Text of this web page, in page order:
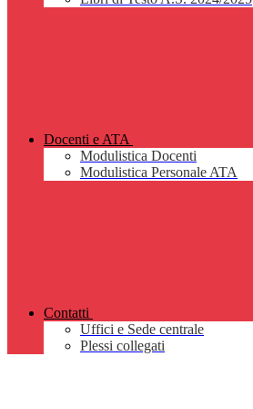
Docenti e ATA
Modulistica Docenti
Modulistica Personale ATA
Contatti
Uffici e Sede centrale
Plessi collegati